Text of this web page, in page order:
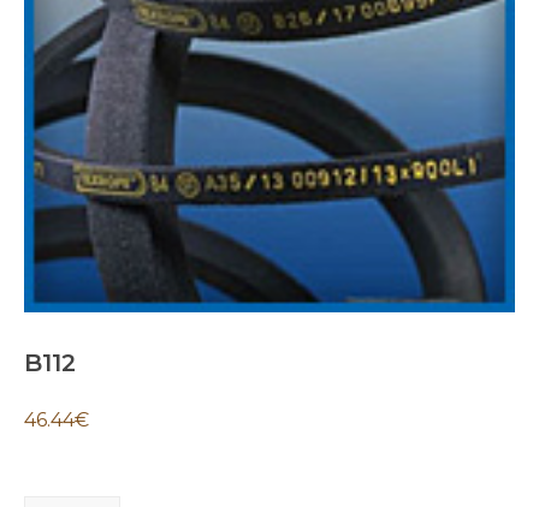
B112
46.44€